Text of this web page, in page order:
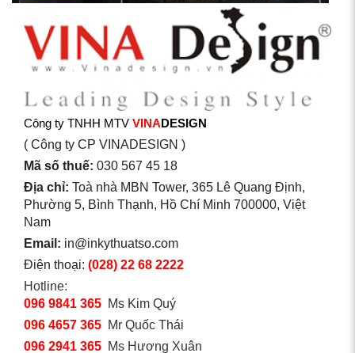
Công ty TNHH MTV VINADESIGN
( Công ty CP VINADESIGN )
Mã số thuế: 030 567 45 18
Địa chỉ: Toà nhà MBN Tower, 365 Lê Quang Định,
Phường 5, Bình Thạnh, Hồ Chí Minh 700000, Việt
Nam
Email: in@inkythuatso.com
Điện thoại: (028) 22 68 2222
Hotline:
096 9841 365 Ms Kim Quý
096 4657 365 Mr Quốc Thái
096 2941 365 Ms Hương Xuân